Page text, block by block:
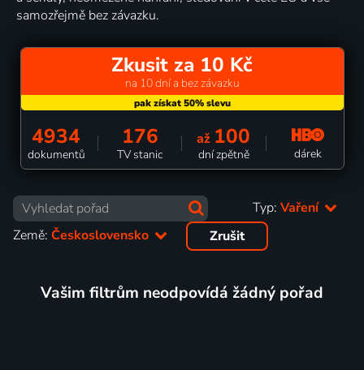
samozřejmě bez závazku.
Zkusit za 10 Kč
na 10 dní a bez závazku
4934
dokumentů
176
TV stanic
až 100
dní zpětně dárek
Typ: Vaření
Země: Československo Zrušit
Vašim filtrům neodpovídá žádný pořad